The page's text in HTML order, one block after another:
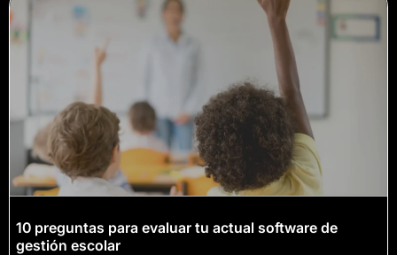
10 preguntas para evaluar tu actual software de
gestión escolar